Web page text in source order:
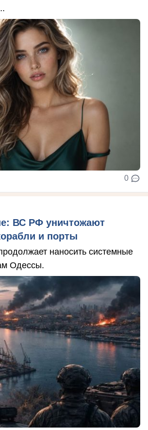
0
ВС РФ уничтожают
и порты
наносить системные
Одессы.